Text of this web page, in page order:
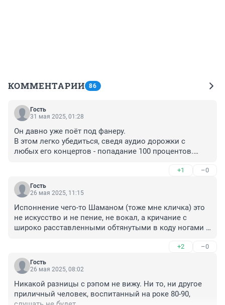
КОММЕНТАРИИ 86
Гость
31 мая 2025, 01:28
Он давно уже поёт под фанеру.
В этом легко убедиться, сведя аудио дорожки с
любых его концертов - попадание 100 процентов.
поэтому все концертные высупления идеально
совпадают - неа, где-то ноту дольше протянут, где-то
задыхаются, или интонацию слегка поменяют - живой
А не ходить на концерты смотреть, как Шаман
бедрами крутит.
+1 –0
Гость
26 мая 2025, 11:15
Испоннение чего-то Шаманом (тоже мне кличка) это
не искусство и не пение, не вокал, а кричание с
широко расставленными обтянутыми в коду ногами и
Вот концерт или просто одна любая песня в
исполнении Ильдара Абдразякова запоминается
+2 –0
Гость
26 мая 2025, 08:02
Никакой разницы с рэпом не вижу. Ни то, ни другое
приличный человек, воспитанный на роке 80-90,